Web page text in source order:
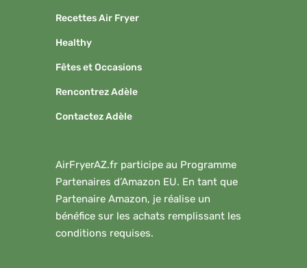
Recettes Air Fryer
Healthy
Fêtes et Occasions
Rencontrez Adèle
Contactez Adèle
AirFryerAZ.fr participe au Programme
Partenaires d’Amazon EU. En tant que
Partenaire Amazon, je réalise un
bénéfice sur les achats remplissant les
conditions requises.